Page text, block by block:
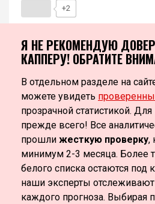
+2
Я НЕ РЕКОМЕНДУЮ
КАППЕРУ! ОБРАТИТЕ
В отдельном разделе на
можете увидеть
прозрачной статистикой. Для
прежде всего! Все
прошли жесткую проверку,
минимум 2-3 месяца. Более
белого списка остаются под
наши эксперты отслеживают
каждого прогноза. Выбирая